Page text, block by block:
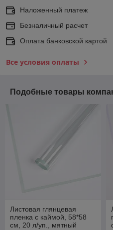
Наложенный платеж
Безналичный расчет
Оплата банковской картой
Все условия оплаты
Подобные товары
Листовая глянцевая
пленка с каймой, 58*58
см, 20 л/уп., мятный